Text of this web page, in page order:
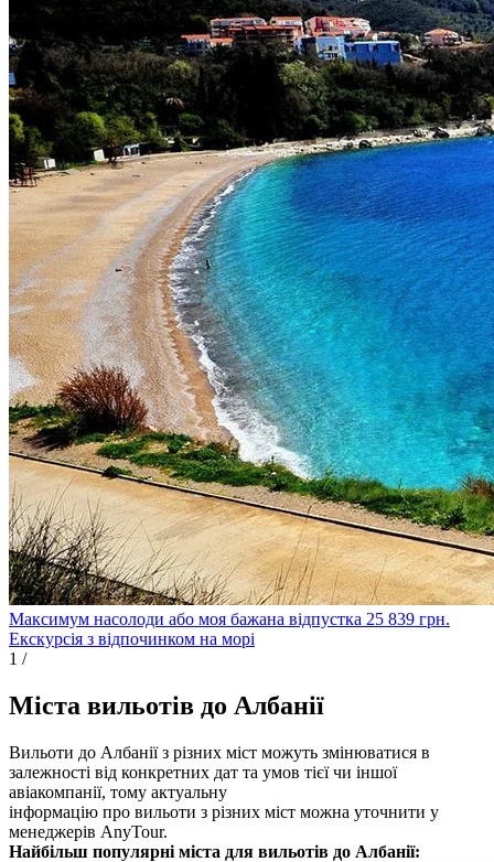
Максимум насолоди або моя бажана відпустка 25 839 грн.
Екскурсія з відпочинком на морі
1 /
Міста вильотів до Албанії
Вильоти до Албанії з різних міст можуть змінюватися в
залежності від конкретних дат та умов тієї чи іншої
авіакомпанії, тому актуальну
інформацію про вильоти з різних міст можна уточнити у
менеджерів AnyTour.
Найбільш популярні міста для вильотів до Албанії: